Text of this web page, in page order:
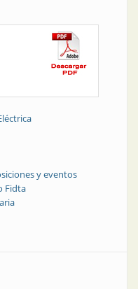
y eventos
Fidta
ver y conocer: exposición de